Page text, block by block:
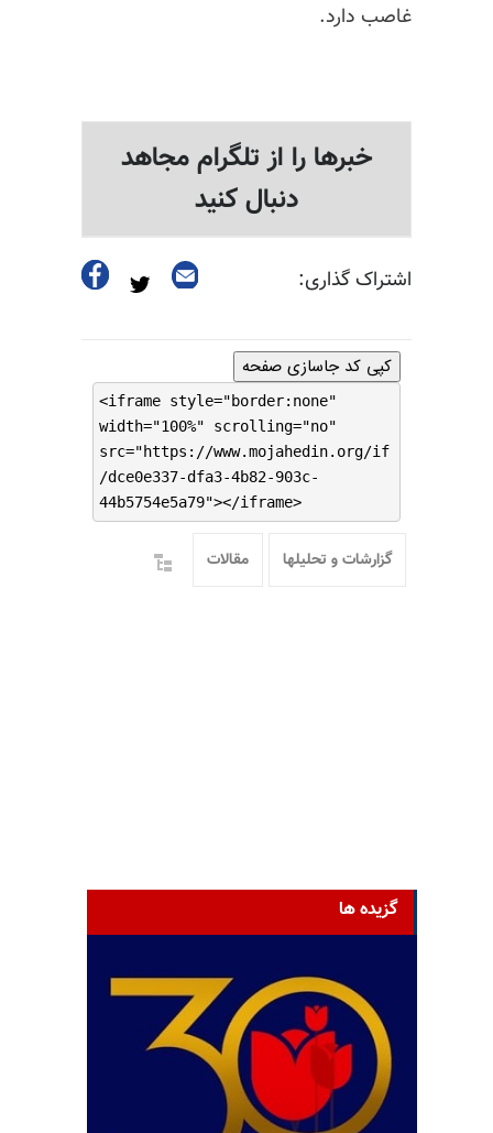
غاصب دارد.
خبرها را از تلگرام مجاهد
دنبال کنید
اشتراک گذاری:
کپی کد جاسازی صفحه
<iframe style="border:none"
width="100%" scrolling="no"
src="https://www.mojahedin.org/if
/dce0e337-dfa3-4b82-903c-
44b5754e5a79"></iframe>
گزارشات و تحلیلها مقالات
گزیده ها